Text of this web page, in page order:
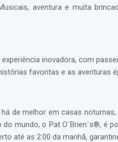
aventura e muita
inovadora, com
favoritas e as aventuras
de melhor em casas
mundo, o Pat O´Brien´s®, é
até as 2:00 da manhã,